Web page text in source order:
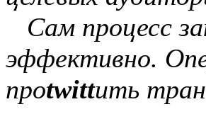
Сам процесс
эффективно.
проtwittить